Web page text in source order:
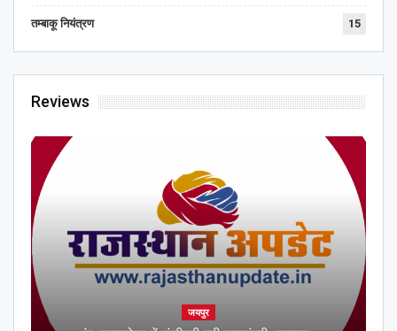
तम्बाकू नियंत्रण 15
Reviews
जयपुर